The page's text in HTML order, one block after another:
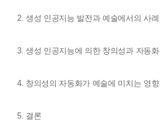
2. 생성 인공지능 발전과 예술에서의 사례
3. 생성 인공지능에 의한 창의성과 자동화
4. 창의성의 자동화가 예술에 미치는 영향
5. 결론